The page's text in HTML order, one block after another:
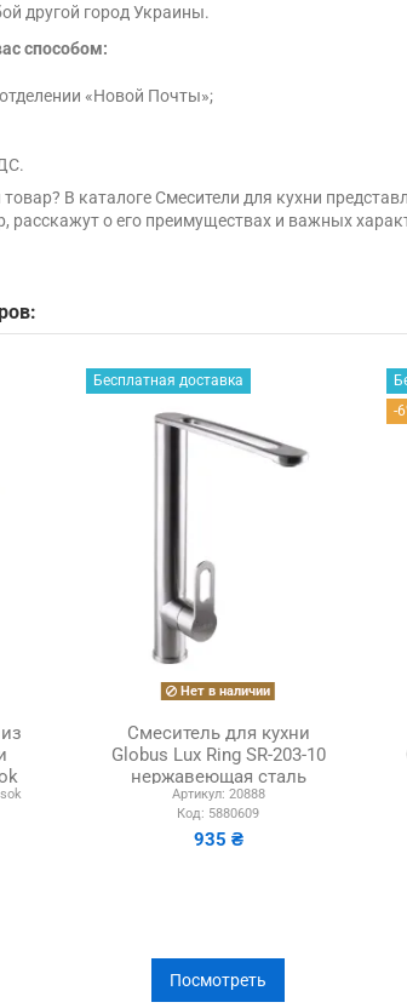
другой город Украины.
способом:
«Новой Почты»;
В каталоге Смесители для кухни
расскажут о его преимуществах и важных
Бесплатная доставка
Нет в наличии
Смеситель для кухни
Globus Lux Ring SR-203-10
нержавеющая сталь
Артикул: 20888
Код: 5880609
935 ₴
Посмотреть
-